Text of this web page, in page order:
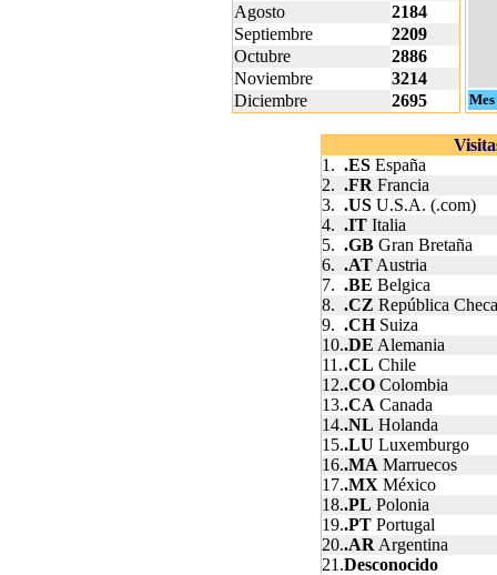
Agosto
2184
Septiembre
2209
Octubre
2886
Noviembre
3214
Diciembre
2695 Mes
1. .ES España
2. .FR Francia
3. .US U.S.A. (.com)
4. .IT Italia
5. .GB Gran Bretaña
6. .AT Austria
7. .BE Belgica
8. .CZ República Checa
9. .CHSuiza
10..DE Alemania
11..CL Chile
12..CO Colombia
13..CA Canada
14..NL Holanda
15..LU Luxemburgo
16..MA Marruecos
17..MX México
18..PL Polonia
19..PT Portugal
20..AR Argentina
21.Desconocido